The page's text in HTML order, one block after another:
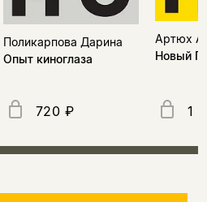
Поликарпова Дарина
Опыт киноглаза
720 ₽
Артюх
Новый
1